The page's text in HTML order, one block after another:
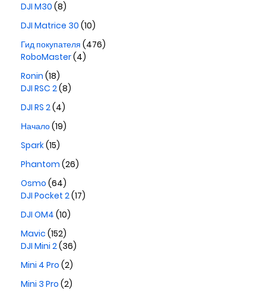
DJI M30 (8)
DJI Matrice 30 (10)
Гид покупателя (476)
RoboMaster(4)
Ronin (18)
DJI RSC 2(8)
DJI RS 2(4)
Начало(19)
Spark(15)
Phantom (26)
Osmo (64)
DJI Pocket 2(17)
DJI OM4 (10)
Mavic (152)
DJI Mini 2(36)
Mini 4 Pro (2)
Mini 3 Pro (2)